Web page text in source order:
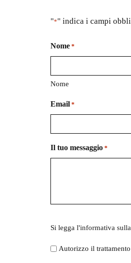
"*" indica i campi
Nome *
Nome
Email *
Il tuo messaggio *
legga
l'informativa
Si legga l'informativa
Autorizzo il